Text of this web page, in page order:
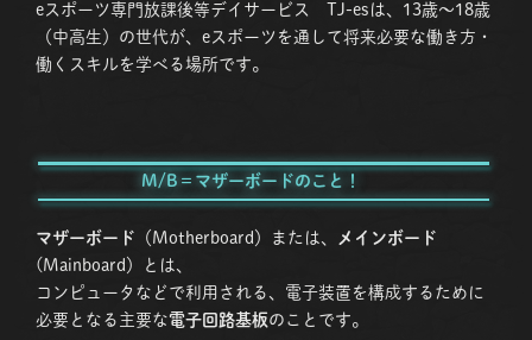
eスポーツ専門放課後等デイサービス TJ-esは、13歳〜18歳
（中高生）の世代が、eスポーツを通して将来必要な働き方・
働くスキルを学べる場所です。
M/B＝マザーボードのこと！
マザーボード （Motherboard）または、
メインボード
(Mainboard）とは、
コンピュータなどで利用される、電子装置を構成するために
必要となる主要な電子回路基板のことです。